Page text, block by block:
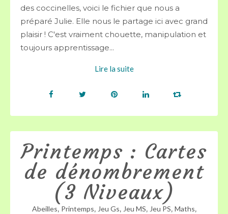
des coccinelles, voici le fichier que nous a
préparé Julie. Elle nous le partage ici avec grand
plaisir ! C'est vraiment chouette, manipulation et
toujours apprentissage...
Lire la suite
Printemps : Cartes
de dénombrement
(3 Niveaux)
Abeilles, Printemps, Jeu Gs, Jeu MS, Jeu PS, Maths,